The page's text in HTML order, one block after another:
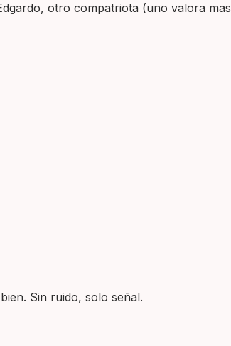
otro compatriota (uno valora
Sin ruido, solo señal.